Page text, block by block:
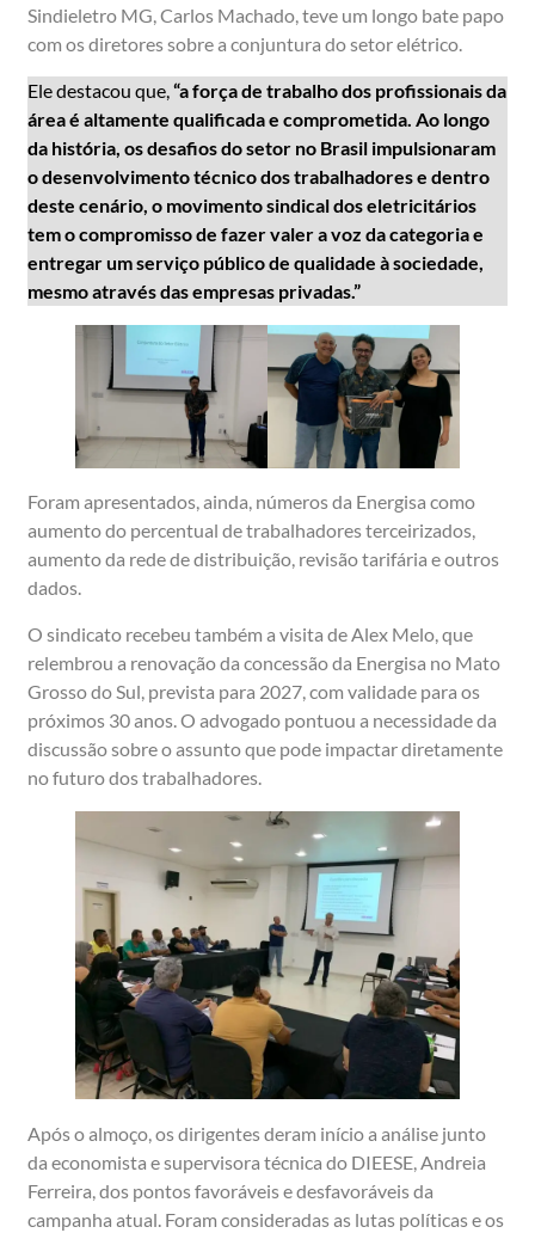
Sindieletro MG, Carlos Machado, teve um longo bate papo
com os diretores sobre a conjuntura do setor elétrico.
Ele destacou que, “a força de trabalho dos profissionais da
área é altamente qualificada e comprometida. Ao longo
da história, os desafios do setor no Brasil impulsionaram
o desenvolvimento técnico dos trabalhadores e dentro
deste cenário, o movimento sindical dos eletricitários
tem o compromisso de fazer valer a voz da categoria e
entregar um serviço público de qualidade à sociedade,
mesmo através das empresas privadas.”
Foram apresentados, ainda, números da Energisa como
aumento do percentual de trabalhadores terceirizados,
aumento da rede de distribuição, revisão tarifária e outros
dados.
O sindicato recebeu também a visita de Alex Melo, que
relembrou a renovação da concessão da Energisa no Mato
Grosso do Sul, prevista para 2027, com validade para os
próximos 30 anos. O advogado pontuou a necessidade da
discussão sobre o assunto que pode impactar diretamente
no futuro dos trabalhadores.
Após o almoço, os dirigentes deram início a análise junto
da economista e supervisora técnica do DIEESE, Andreia
Ferreira, dos pontos favoráveis e desfavoráveis da
campanha atual. Foram consideradas as lutas políticas e os